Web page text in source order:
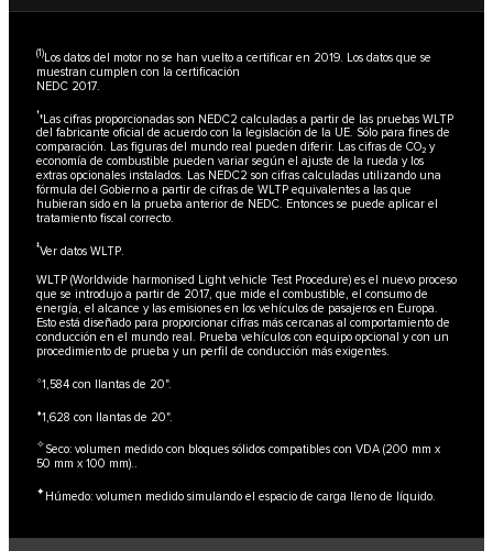
(1)Los datos del motor no se han vuelto a certificar en 2019. Los datos que se
muestran cumplen con la certificación
NEDC 2017.
††Las cifras proporcionadas son NEDC2 calculadas a partir de las pruebas WLTP
del fabricante oficial de acuerdo con la legislación de la UE. Sólo para fines de
comparación. Las figuras del mundo real pueden diferir. Las cifras de CO₂ y
economía de combustible pueden variar según el ajuste de la rueda y los
extras opcionales instalados. Las NEDC2 son cifras calculadas utilizando una
fórmula del Gobierno a partir de cifras de WLTP equivalentes a las que
hubieran sido en la prueba anterior de NEDC. Entonces se puede aplicar el
tratamiento fiscal correcto.
‡Ver datos WLTP.
WLTP (Worldwide harmonised Light vehicle Test Procedure) es el nuevo proceso
que se introdujo a partir de 2017, que mide el combustible, el consumo de
energía, el alcance y las emisiones en los vehículos de pasajeros en Europa.
Esto está diseñado para proporcionar cifras más cercanas al comportamiento de
conducción en el mundo real. Prueba vehículos con equipo opcional y con un
procedimiento de prueba y un perfil de conducción más exigentes.
⬨1,584 con llantas de 20".
⬧1,628 con llantas de 20".
✧Seco: volumen medido con bloques sólidos compatibles con VDA (200 mm x
50 mm x 100 mm)..
✦Húmedo: volumen medido simulando el espacio de carga lleno de líquido.